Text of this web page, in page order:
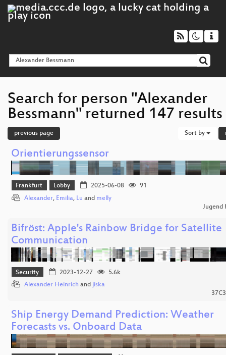
Search for person "Alexander
Bessmann" returned 147 results
previous page Sort by
Orientierungssensor
Frankfurt Lobby 2025-06-08
91
Alexander, Emilia, Lu and melly
Jugend
Bifröst: Apple's Rainbow Bridge for Satellite
Communication
Security 2023-12-27
5.6k
Alexander Heinrich and jiska
Ship Energy Demand Prediction: Weather
Forecasts vs. Onboard Data